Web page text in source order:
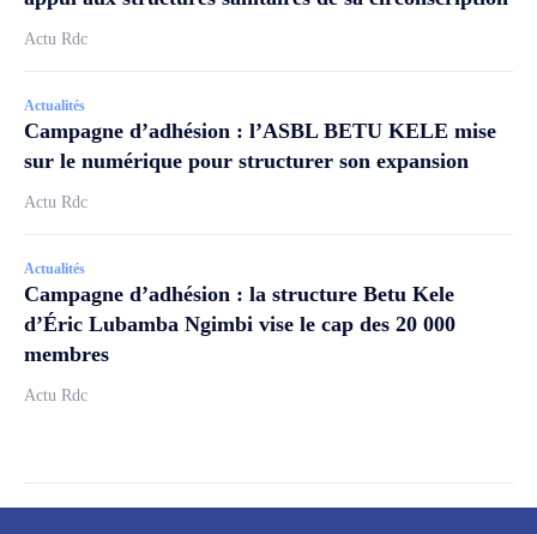
Actu Rdc
Actualités
Campagne d’adhésion : l’ASBL BETU KELE mise
sur le numérique pour structurer son expansion
Actu Rdc
Actualités
Campagne d’adhésion : la structure Betu Kele
d’Éric Lubamba Ngimbi vise le cap des 20 000
membres
Actu Rdc